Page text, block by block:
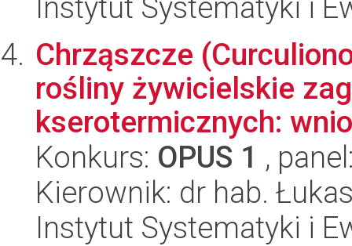
Instytut Systematyki i
Chrząszcze
rośliny żywicielskie
kserotermicznych:
Konkurs: OPUS 1 ,
Kierownik: dr hab.
Instytut Systematyki i